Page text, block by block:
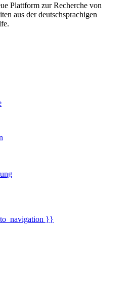
Plattform zur Recherche von
aus der deutschsprachigen
}}